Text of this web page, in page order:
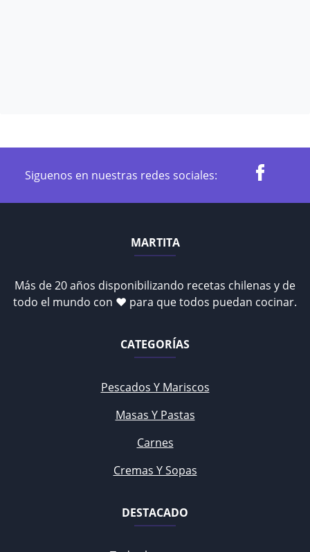
Siguenos en nuestras redes sociales:
MARTITA
Más de 20 años disponibilizando recetas chilenas y de
todo el mundo con ♥ para que todos puedan cocinar.
CATEGORÍAS
Pescados Y Mariscos
Masas Y Pastas
Carnes
Cremas Y Sopas
DESTACADO